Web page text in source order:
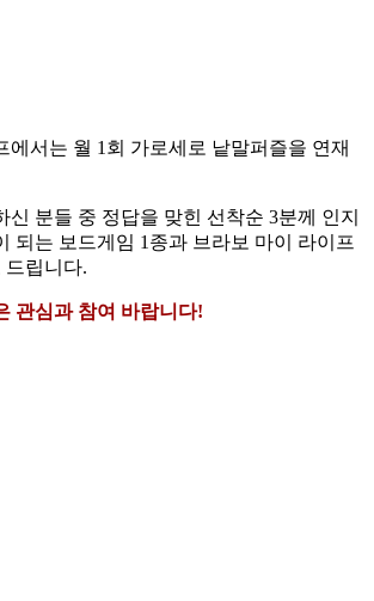
에서는 월 1회 가로세로 낱말퍼즐을 연재
신 분들 중 정답을 맞힌 선착순 3분께 인지
되는 보드게임 1종과 브라보 마이 라이프
드립니다.
관심과 참여 바랍니다!